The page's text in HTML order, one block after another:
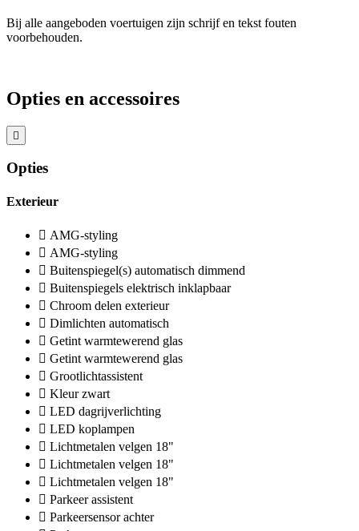
Bij alle aangeboden voertuigen zijn schrijf en tekst fouten
voorbehouden.
Opties en accessoires
Opties
Exterieur
AMG-styling
AMG-styling
Buitenspiegel(s) automatisch dimmend
Buitenspiegels elektrisch inklapbaar
Chroom delen exterieur
Dimlichten automatisch
Getint warmtewerend glas
Getint warmtewerend glas
Grootlichtassistent
Kleur zwart
LED dagrijverlichting
LED koplampen
Lichtmetalen velgen 18"
Lichtmetalen velgen 18"
Lichtmetalen velgen 18"
Parkeer assistent
Parkeersensor achter